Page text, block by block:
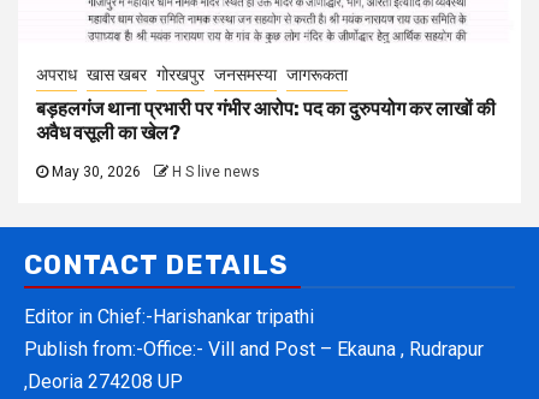
अपराध खास खबर गोरखपुर जनसमस्या जागरूकता
बड़हलगंज थाना प्रभारी पर गंभीर आरोप: पद का दुरुपयोग कर लाखों की
अवैध वसूली का खेल?
May 30, 2026 H S live news
CONTACT DETAILS
Editor in Chief:-Harishankar tripathi
Publish from:-Office:- Vill and Post – Ekauna , Rudrapur
,Deoria 274208 UP